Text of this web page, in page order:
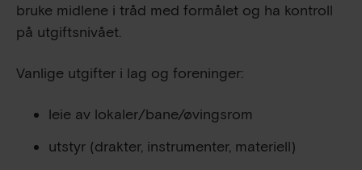
bruke midlene i tråd med formålet og ha kontroll
på utgiftsnivået.
Vanlige utgifter i lag og foreninger:
leie av lokaler/bane/øvingsrom
utstyr (drakter, instrumenter, materiell)